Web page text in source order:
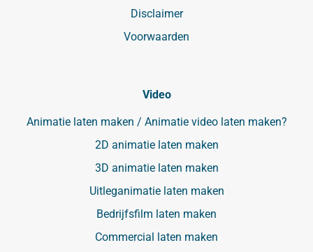
Disclaimer
Voorwaarden
Video
Animatie laten maken / Animatie video laten maken?
2D animatie laten maken
3D animatie laten maken
Uitleganimatie laten maken
Bedrijfsfilm laten maken
Commercial laten maken